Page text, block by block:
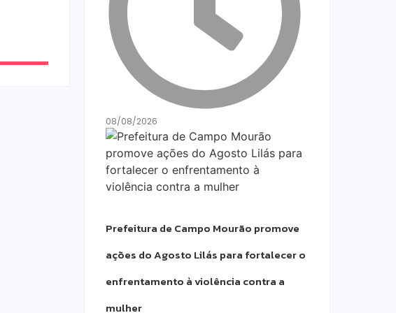
08/08/2026
Prefeitura de Campo Mourão promove
ações do Agosto Lilás para fortalecer o
enfrentamento à violência contra a
mulher